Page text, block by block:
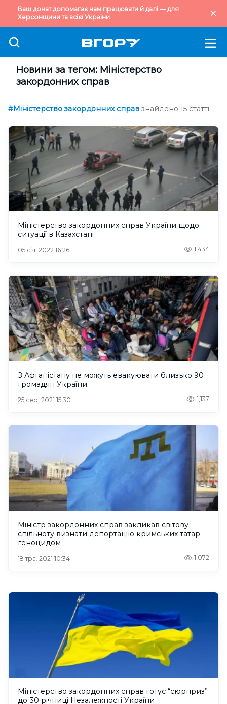
Ваш донат допомагає нам працювати й далі — для
Херсонщини та всієї України.
Новини за тегом: Міністерство
закордонних справ
#Міністерство закордонних справ знайдено 15 статті
Міністерство закордонних справ України щодо
ситуації в Казахстані
05 січ. 2022 16:26 1,434
З Афганістану не можуть евакуювати близько 90
громадян України
25 сер. 2021 15:30 1,137
Міністр закордонних справ закликав світову
спільноту визнати депортацію кримських татар
геноцидом
18 тра. 2021 10:34 1,072
Міністерство закордонних справ готує “сюрприз”
до 30 річниці Незалежності України